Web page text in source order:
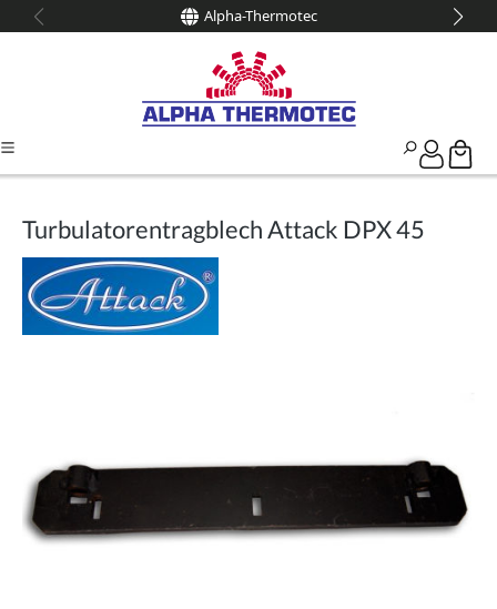
springen Alpha-Thermotec
Turbulatorentragblech Attack DPX 45